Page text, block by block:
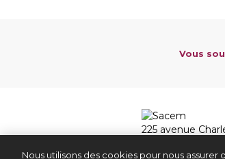
Vous
225 avenue
Nous utilisons des cookies pour nous